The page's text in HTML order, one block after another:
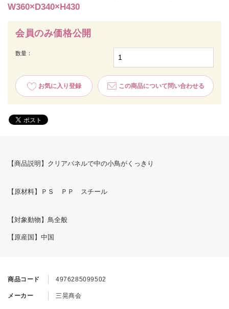
W360×D340×H430
会員のみ価格公開
数量：
お気に入り登録 この商品について問い合わせる
商品コード 4976285099502
メーカー 三晃商会
【商品説明】クリアパネルで中の小鳥がくっきり
【原材料】ＰＳ ＰＰ スチール
【対象動物】鳥全般
【原産国】中国